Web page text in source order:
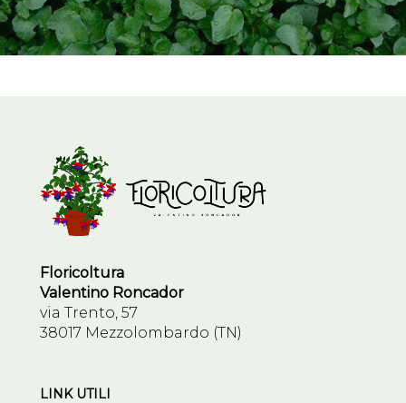
Floricoltura
Valentino Roncador
via Trento, 57
38017 Mezzolombardo (TN)
LINK UTILI